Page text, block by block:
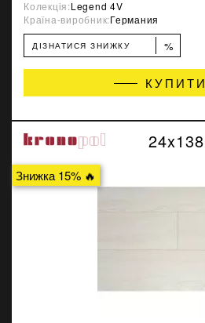
Колекція:Legend 4V
Країна-виробник:Германия
ДІЗНАТИСЯ ЗНИЖКУ %
КУПИТИ
Знижка 15% 🔥
24x138